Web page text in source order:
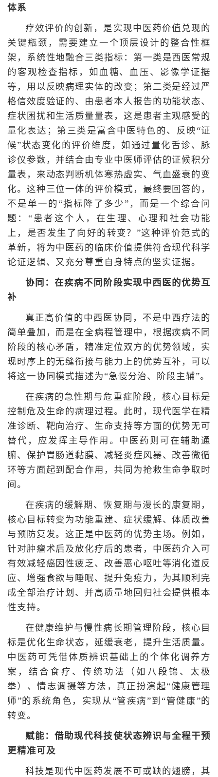
体系
疗效评价的创新，是实现中医药价值兑现的
关键瓶颈，需要建立一个顶层设计的整合性框
架，系统性地融合三类指标：第一类是西医常规
的客观检查指标，如血糖、血压、影像学证据
等，用以反映病理实体的改变；第二类是经过严
格信效度验证的、由患者本人报告的功能状态、
症状困扰和生活质量量表，这是患者主观感受的
量化表达；第三类是富含中医特色的、反映“证
候”状态变化的评价维度，如通过量化舌诊、脉
诊仪参数，并结合由专业中医师评估的证候积分
量表，来动态判断机体寒热虚实、气血盛衰的变
化。这种三位一体的评价模式，最终要回答的，
不是单一的“指标降了多少”，而是一个综合问
题：“患者这个人，在生理、心理和社会功能
上，是否发生了向好的转变？”这种评价范式的
革新，将为中医药的临床价值提供符合现代科学
论证逻辑、又充分尊重自身特点的坚实证据。
协同：在疾病不同阶段实现中西医的优势互
补
真正高价值的中西医协同，不是中西疗法的
简单叠加，而是在全病程管理中，根据疾病不同
阶段的核心矛盾，精准定位双方的优势领域，实
现时序上的无缝衔接与能力上的优势互补，可以
将这一协同模式描述为“急慢分治、阶段主辅”。
在疾病的急性期与危重症阶段，核心目标是
控制危及生命的病理过程。此时，现代医学在精
准诊断、靶向治疗、生命支持等方面的优势无可
替代，应发挥主导作用。中医药则可在辅助通
腑、保护胃肠道黏膜、减轻炎症风暴、改善微循
环等方面起到配合作用，共同为抢救生命争取时
间。
在疾病的缓解期、恢复期与漫长的康复期，
核心目标转变为功能重建、症状缓解、体质改善
与预防复发。这正是中医药的优势主场。例如，
针对肿瘤术后及放化疗后的患者，中医药介入可
有效减轻癌因性疲乏、改善恶心呕吐等消化道反
应、增强食欲与睡眠、提升免疫力，为其顺利完
成全部治疗计划、并高质量地回归社会提供根本
性支持。
在健康维护与慢性病长期管理阶段，核心目
标是优化生命状态，延缓衰老，提升生活质量。
中医药可凭借体质辨识基础上的个体化调养方
案，结合食疗、传统功法（如八段锦、太极
拳）、情志调摄等方法，真正扮演起“健康管理
师”的系统角色，实现从“管疾病”到“管健康”的
转变。
赋能：借助现代科技使状态辨识与全程干预
更精准可及
科技是现代中医药发展不可或缺的翅膀，其